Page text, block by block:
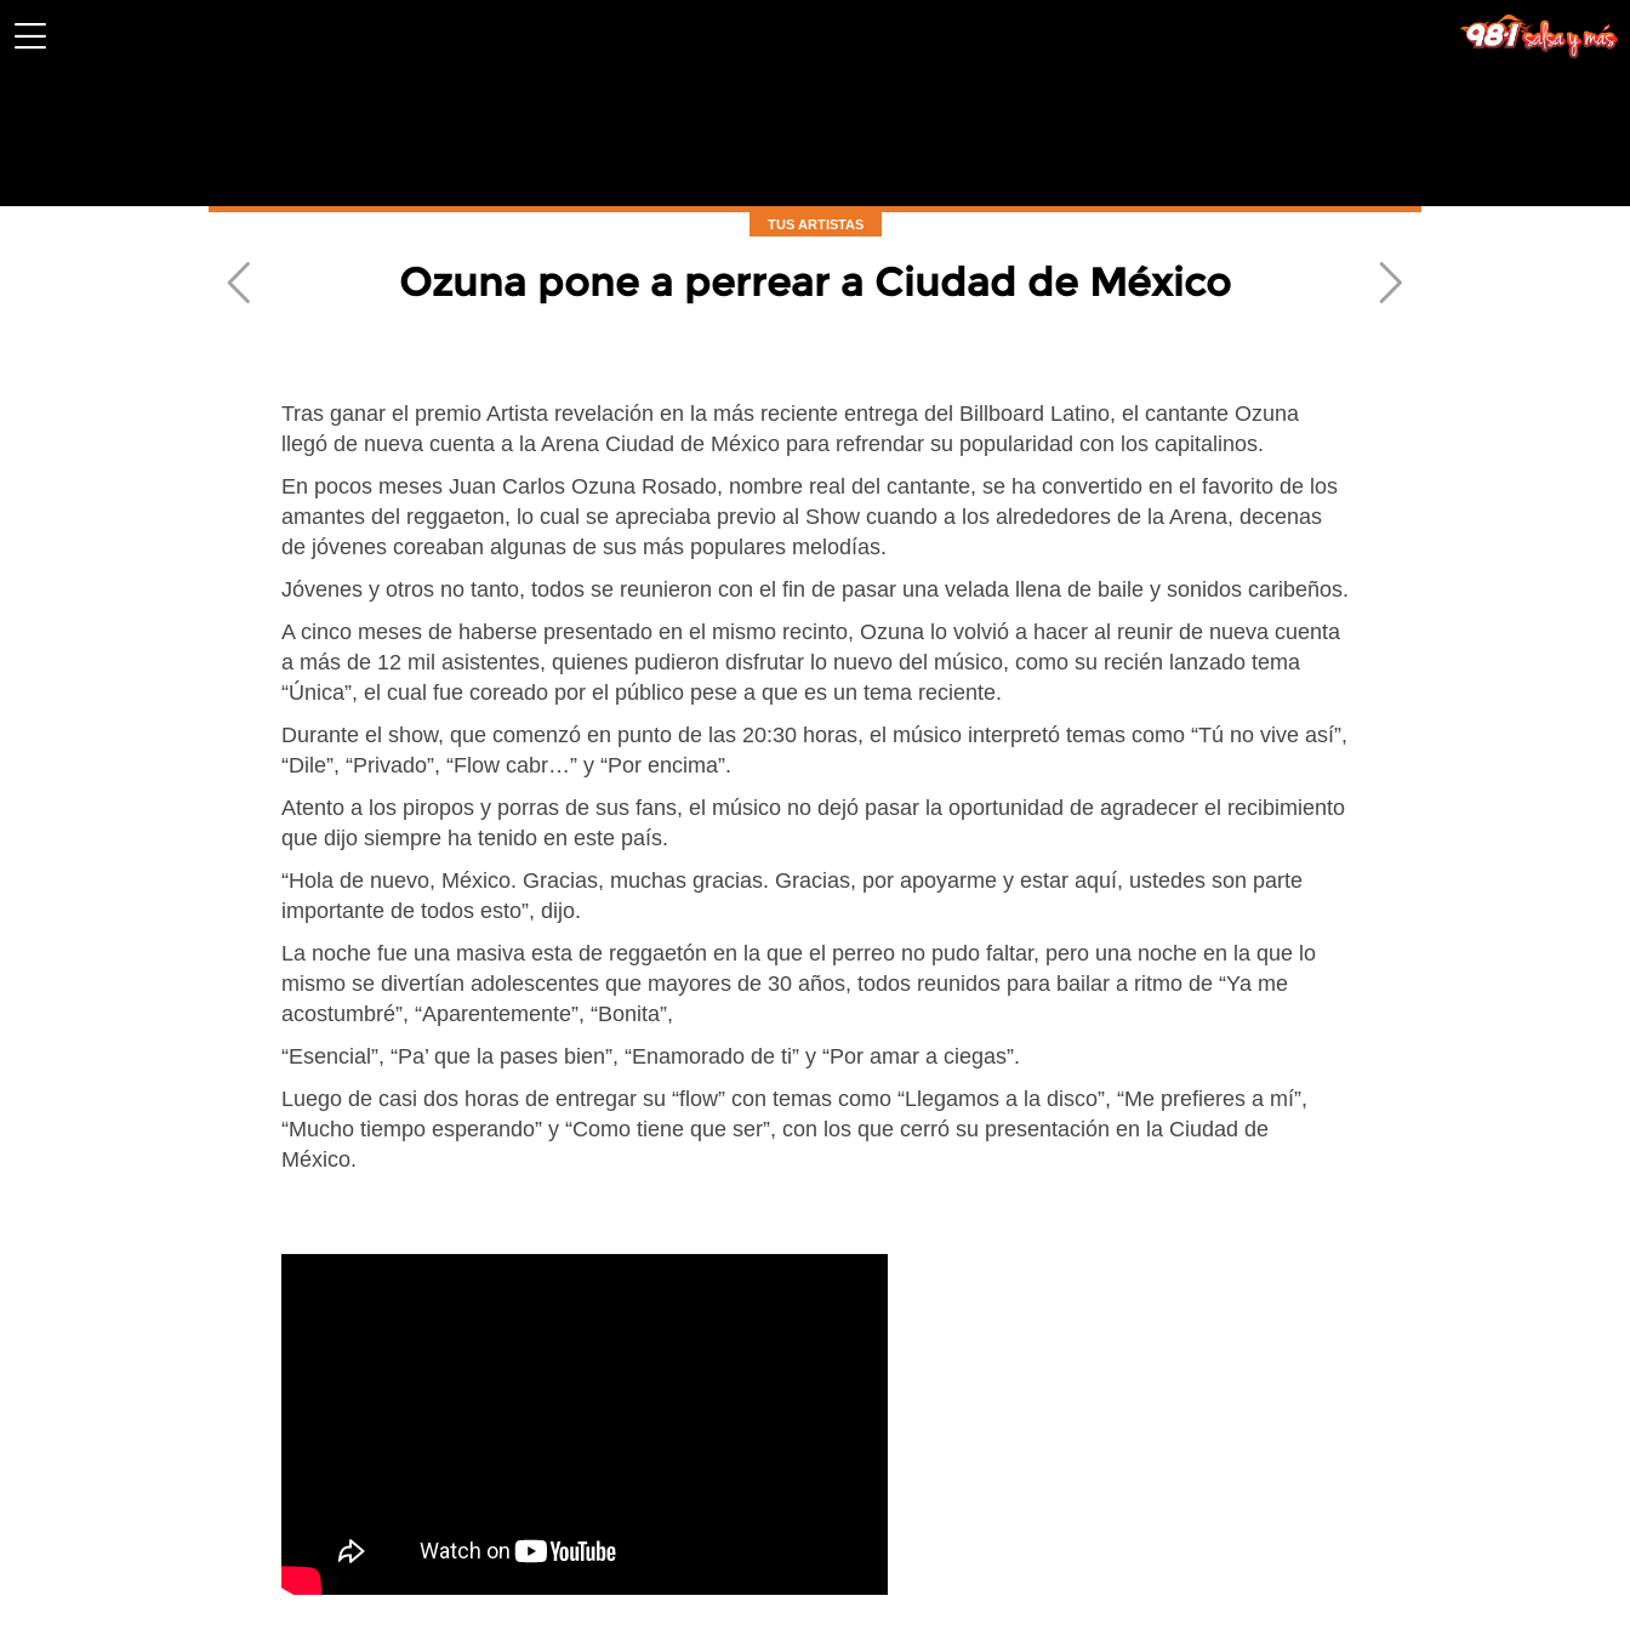
TUS ARTISTAS
Ozuna pone a perrear a Ciudad de México
Tras ganar el premio Artista revelación en la más reciente entrega del Billboard Latino, el cantante Ozuna
llegó de nueva cuenta a la Arena Ciudad de México para refrendar su popularidad con los capitalinos.
En pocos meses Juan Carlos Ozuna Rosado, nombre real del cantante, se ha convertido en el favorito de los
amantes del reggaeton, lo cual se apreciaba previo al Show cuando a los alrededores de la Arena, decenas
de jóvenes coreaban algunas de sus más populares melodías.
Jóvenes y otros no tanto, todos se reunieron con el fin de pasar una velada llena de baile y sonidos caribeños.
A cinco meses de haberse presentado en el mismo recinto, Ozuna lo volvió a hacer al reunir de nueva cuenta
a más de 12 mil asistentes, quienes pudieron disfrutar lo nuevo del músico, como su recién lanzado tema
“Única”, el cual fue coreado por el público pese a que es un tema reciente.
Durante el show, que comenzó en punto de las 20:30 horas, el músico interpretó temas como “Tú no vive así”,
“Dile”, “Privado”, “Flow cabr…” y “Por encima”.
Atento a los piropos y porras de sus fans, el músico no dejó pasar la oportunidad de agradecer el recibimiento
que dijo siempre ha tenido en este país.
“Hola de nuevo, México. Gracias, muchas gracias. Gracias, por apoyarme y estar aquí, ustedes son parte
importante de todos esto”, dijo.
La noche fue una masiva esta de reggaetón en la que el perreo no pudo faltar, pero una noche en la que lo
mismo se divertían adolescentes que mayores de 30 años, todos reunidos para bailar a ritmo de “Ya me
acostumbré”, “Aparentemente”, “Bonita”,
“Esencial”, “Pa’ que la pases bien”, “Enamorado de ti” y “Por amar a ciegas”.
Luego de casi dos horas de entregar su “flow” con temas como “Llegamos a la disco”, “Me prefieres a mí”,
“Mucho tiempo esperando” y “Como tiene que ser”, con los que cerró su presentación en la Ciudad de
México.